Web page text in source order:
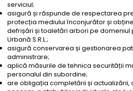
serviciul;
asigură și răspunde de respectarea
protecția mediului înconjurător și
defrișări și toaletări arbori pe domeniul
Urbană S.R.L.;
asigură conservarea și gestionarea
administrare;
aplică măsurile de tehnica securității
personalul din subordine;
are obligația completării și actualizării,